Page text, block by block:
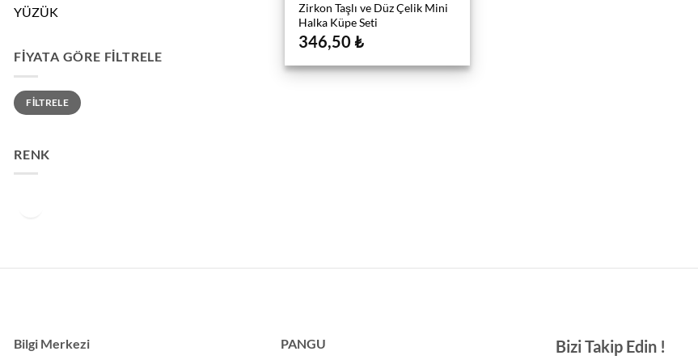
YÜZÜK
FIYATA GÖRE FILTRELE
En
düşük
fiyat
En
yüksek
fiyat
FILTRELE
RENK
Zirkon Taşlı ve Düz Çelik Mini
Halka Küpe Seti
346,50 ₺
Bilgi Merkezi PANGU Bizi Takip Edin !